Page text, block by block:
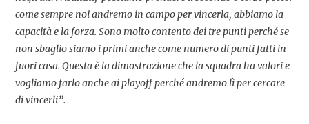
come sempre noi andremo in campo per vincerla, abbiamo la
capacità e la forza. Sono molto contento dei tre punti perché se
non sbaglio siamo i primi anche come numero di punti fatti in
fuori casa. Questa è la dimostrazione che la squadra ha valori e
vogliamo farlo anche ai playoff perché andremo lì per cercare
di vincerli”.